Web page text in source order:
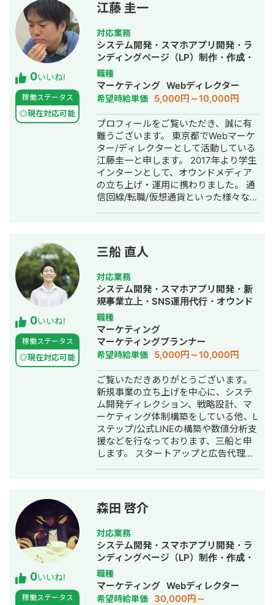
0いいね!
稼働ステータス
◎現在対応可能
江藤 圭一
対応業務
システム開発・スマホアプリ開発・ラ
ンディングページ（LP）制作・作成・
SEO対策・新規事業立上・SNS運用代
行・記事作成代行・ライティング・ホ
ームページ制作・作成・リスティング
広告運用代行・オウンドメディア制
作・構築・運用代行・動画制作・動画
編集
職種
マーケティング Webディレクター
希望時給単価 5,000円～10,000円
プロフィールをご覧いただき、誠に有
難うございます。 東京都でWebマーケ
ター/ディレクターとして活動している
江藤圭一と申します。 2017年より学生
インターンとして、オウンドメディア
の立ち上げ・運用に携わりました。 通
信回線/転職/仮想通貨といった様々な領
うしたオウンドメディア運営で得たコ
ンテンツ/テクニカル両面のSEO対策を
活かして、企業向けのSEO対策コンサ
ルティングも実施しています。 また、
広告代理店での勤務経験もあり、
Google/Yahoo!/Meta/LINE/X/Instagram
など様々な媒体での運用に携わってお
りました。 幅広い領域でのWeb集客・
マーケティング施策に対応しておりま
すので、お気軽にご相談ください。 在
籍企業：合同会社Radineer
https://radineer.asia/
0いいね!
稼働ステータス
◎現在対応可能
三船 直人
対応業務
システム開発・スマホアプリ開発・新
規事業立上・SNS運用代行・オウンド
メディア制作・構築・運用代行
職種
マーケティング
マーケティングプランナー
希望時給単価 5,000円～10,000円
ご覧いただきありがとうございます。
新規事業の立ち上げを中心に、システ
ム開発ディレクション、戦略設計、マ
ーケティング体制構築をしている他、L
ステップ/公式LINEの構築や数値分析支
援などを行なっております、三船と申
します。 スタートアップと広告代理店
0いいね!
稼働ステータス
森田 啓介
対応業務
システム開発・スマホアプリ開発・ラ
ンディングページ（LP）制作・作成・
Youtubeチャンネル運営代行・立ち上
げ・ECサイト構築・ネットショップ作
成代行・SEO対策・新規事業立上・
職種
マーケティング Webディレクター
希望時給単価 30,000円～